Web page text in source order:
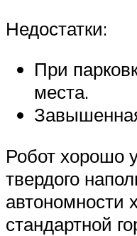
Недостатки:
При
места.
Робот хорошо
твердого
автономности
стандартной